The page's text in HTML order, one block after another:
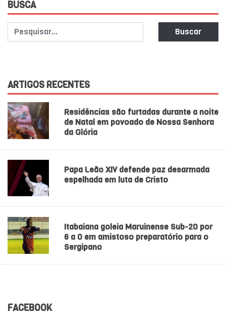
BUSCA
Buscar
ARTIGOS RECENTES
Residências são furtadas durante a noite
de Natal em povoado de Nossa Senhora
da Glória
Papa Leão XIV defende paz desarmada
espelhada em luta de Cristo
Itabaiana goleia Maruinense Sub-20 por
6 a 0 em amistoso preparatório para o
Sergipano
FACEBOOK